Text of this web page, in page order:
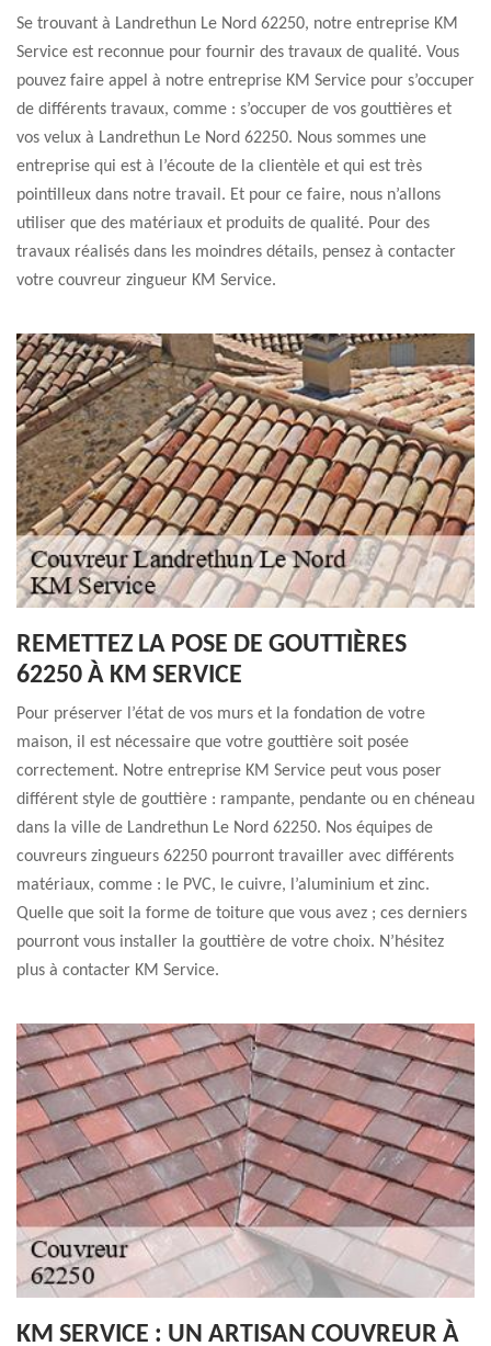
Se trouvant à Landrethun Le Nord 62250, notre entreprise KM
Service est reconnue pour fournir des travaux de qualité. Vous
pouvez faire appel à notre entreprise KM Service pour s’occuper
de différents travaux, comme : s’occuper de vos gouttières et
vos velux à Landrethun Le Nord 62250. Nous sommes une
entreprise qui est à l’écoute de la clientèle et qui est très
pointilleux dans notre travail. Et pour ce faire, nous n’allons
utiliser que des matériaux et produits de qualité. Pour des
travaux réalisés dans les moindres détails, pensez à contacter
votre couvreur zingueur KM Service.
REMETTEZ LA POSE DE GOUTTIÈRES
62250 À KM SERVICE
Pour préserver l’état de vos murs et la fondation de votre
maison, il est nécessaire que votre gouttière soit posée
correctement. Notre entreprise KM Service peut vous poser
différent style de gouttière : rampante, pendante ou en chéneau
dans la ville de Landrethun Le Nord 62250. Nos équipes de
couvreurs zingueurs 62250 pourront travailler avec différents
matériaux, comme : le PVC, le cuivre, l’aluminium et zinc.
Quelle que soit la forme de toiture que vous avez ; ces derniers
pourront vous installer la gouttière de votre choix. N’hésitez
plus à contacter KM Service.
KM SERVICE : UN ARTISAN COUVREUR À